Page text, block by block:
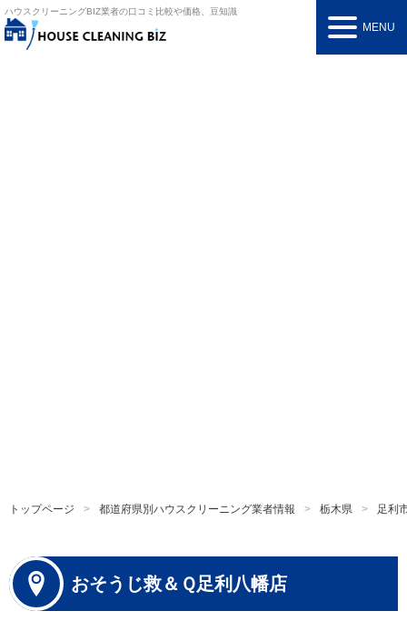
ハウスクリーニングBIZ業者の口コミ比較や価格、豆知識
MENU
トップページ 都道府県別ハウスクリーニング業者情報 栃木県 足利
おそうじ救＆Ｑ足利八幡店